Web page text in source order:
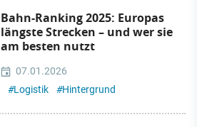
Bahn-Ranking 2025: Europas
längste Strecken – und wer sie
am besten nutzt
07.01.2026
#Logistik #Hintergrund